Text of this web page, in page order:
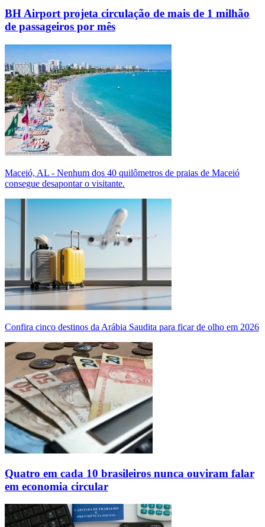
BH Airport projeta circulação de mais de 1 milhão
de passageiros por mês
Maceió, AL - Nenhum dos 40 quilômetros de praias de Maceió
consegue desapontar o visitante.
Confira cinco destinos da Arábia Saudita para ficar de olho em 2026
Quatro em cada 10 brasileiros nunca ouviram falar
em economia circular